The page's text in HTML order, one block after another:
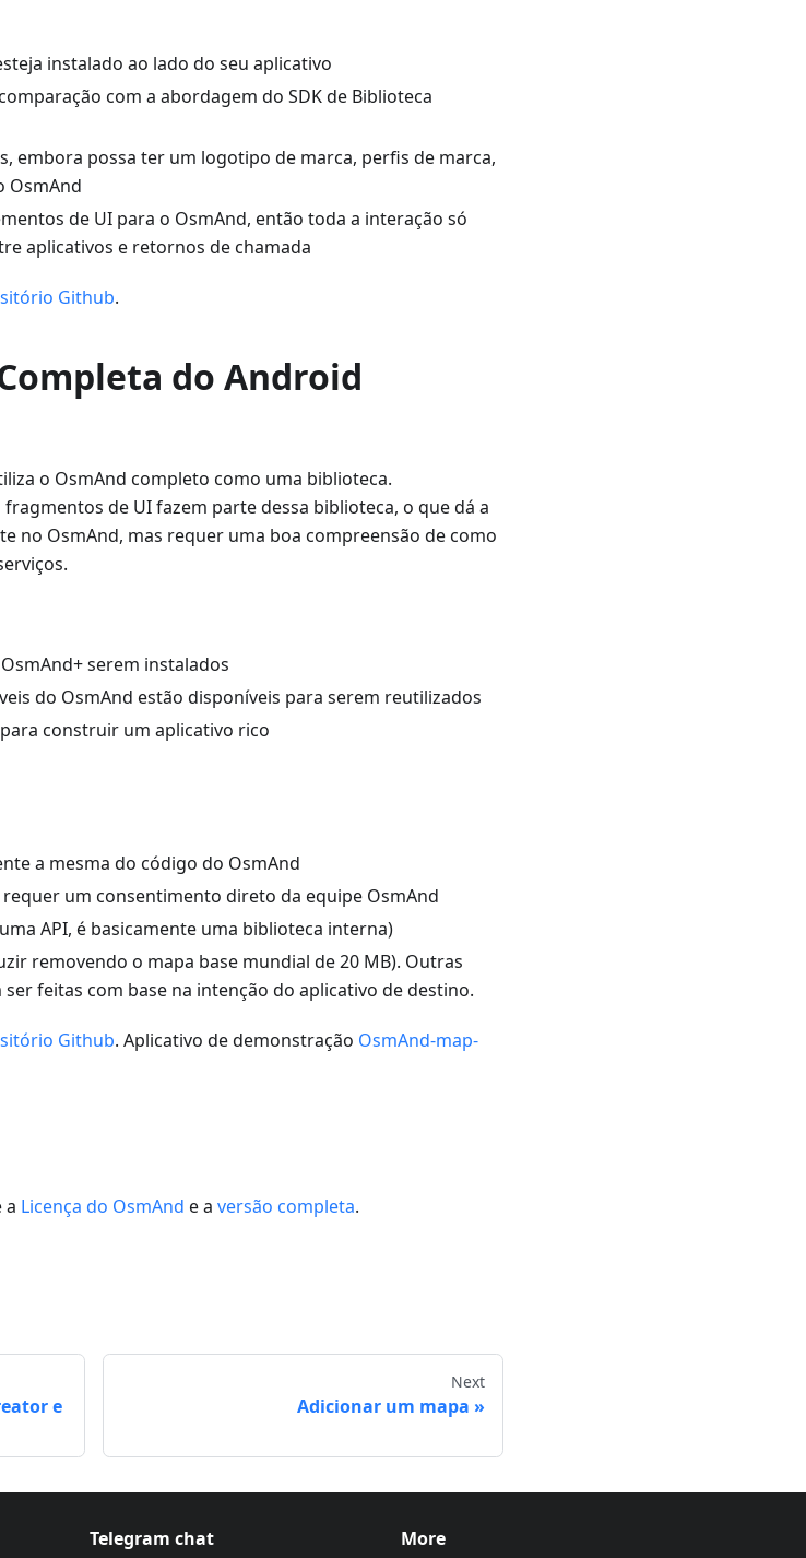
instalado ao lado do seu aplicativo
com a abordagem do SDK de Biblioteca
embora possa ter um logotipo de marca, perfis de marca,
OsmAnd
de UI para o OsmAnd, então toda a interação só
aplicativos e retornos de chamada
Github.
do Android
o OsmAnd completo como uma biblioteca.
de UI fazem parte dessa biblioteca, o que dá a
no OsmAnd, mas requer uma boa compreensão de como
serem instalados
do OsmAnd estão disponíveis para serem reutilizados
construir um aplicativo rico
a mesma do código do OsmAnd
um consentimento direto da equipe OsmAnd
API, é basicamente uma biblioteca interna)
removendo o mapa base mundial de 20 MB). Outras
feitas com base na intenção do aplicativo de destino.
Github. Aplicativo de demonstração OsmAnd-map-
a Licença do OsmAnd e a versão completa.
e
Next
Adicionar um mapa
Telegram chat More